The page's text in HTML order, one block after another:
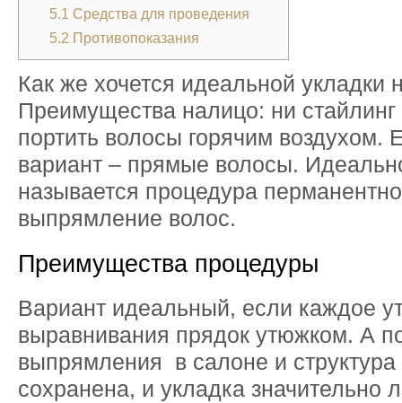
5.1 Средства для проведения
5.2 Противопоказания
Как же хочется идеальной укладки
Преимущества налицо: ни
портить волосы горячим воздухом.
вариант – прямые волосы.
называется процедура
выпрямление волос.
Преимущества процедуры
Вариант идеальный, если каждое
выравнивания прядок утюжком. А
выпрямления в салоне и
сохранена, и укладка значительно